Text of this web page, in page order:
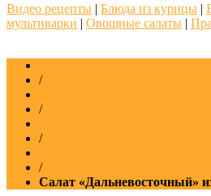
Видео рецепты | Блюда из курицы |
мультиварки | Овощные салаты |
/
/
/
/
Cалат «Дальневосточный»